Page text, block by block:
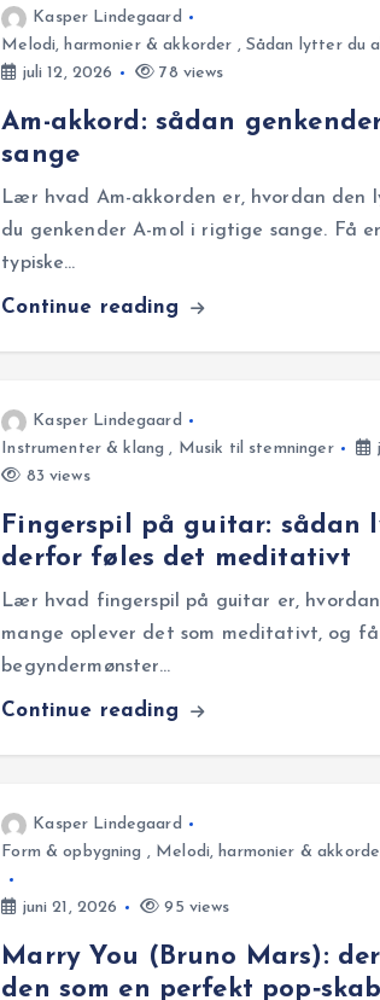
Kasper Lindegaard
Melodi, harmonier & akkorder , Sådan lytter du
juli 12, 2026
78 views
Am-akkord: sådan
sange
Lær hvad Am-akkorden er, hvordan den
du genkender A-mol i rigtige sange. Få
typiske…
Continue reading
Kasper Lindegaard
Instrumenter & klang , Musik til stemninger
83 views
Fingerspil på guitar: sådan
derfor føles det meditativt
Lær hvad fingerspil på guitar er,
mange oplever det som meditativt, og
begyndermønster…
Continue reading
Kasper Lindegaard
Form & opbygning , Melodi, harmonier &
juni 21, 2026 95 views
Marry You (Bruno Mars):
den som en perfekt